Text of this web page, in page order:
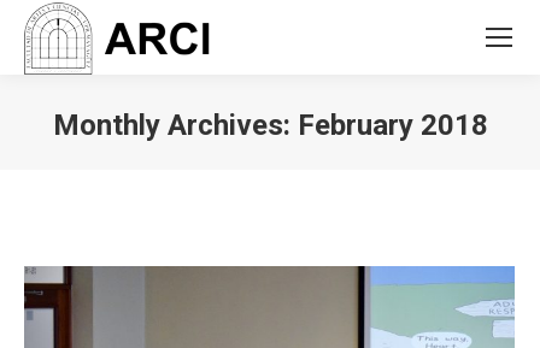
Monthly Archives: February 2018